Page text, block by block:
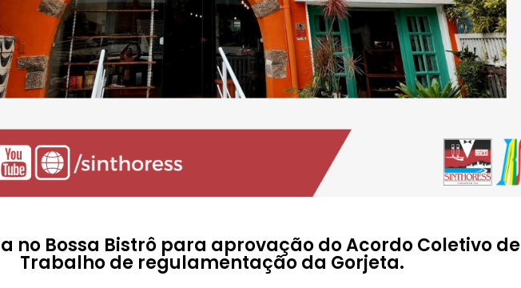
no Bossa Bistrô para aprovação do Acordo Coletivo de
Trabalho de regulamentação da Gorjeta.